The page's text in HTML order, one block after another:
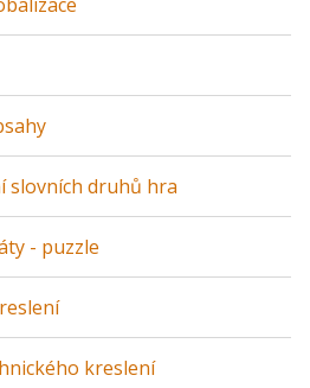
slovních druhů hra
- puzzle
kreslení